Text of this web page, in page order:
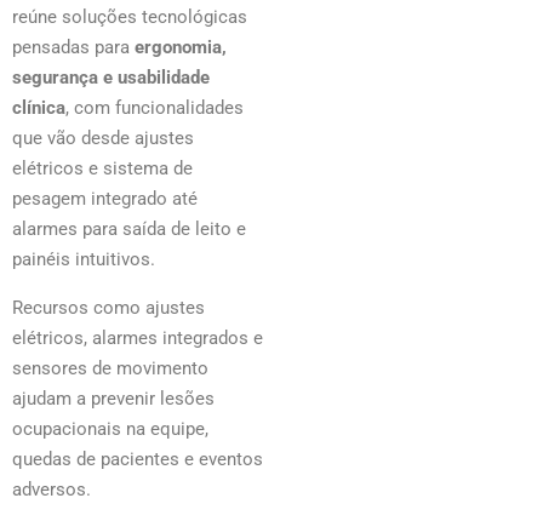
reúne soluções tecnológicas
pensadas para ergonomia,
segurança e usabilidade
clínica, com funcionalidades
que vão desde ajustes
elétricos e sistema de
pesagem integrado até
alarmes para saída de leito e
painéis intuitivos.
Recursos como ajustes
elétricos, alarmes integrados e
sensores de movimento
ajudam a prevenir lesões
ocupacionais na equipe,
quedas de pacientes e eventos
adversos.